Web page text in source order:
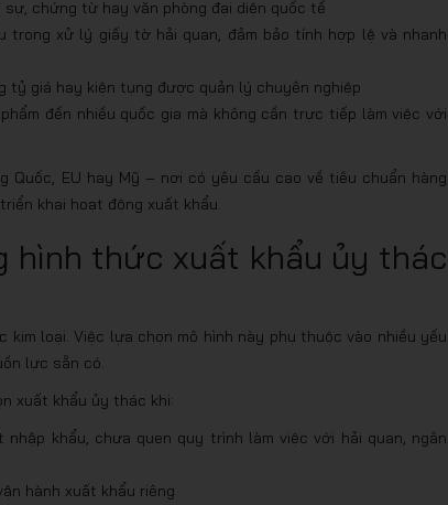
chứng từ hay văn phòng đại diện quốc tế
xử lý giấy tờ hải quan, đảm bảo tính hợp lệ và nhanh
tỷ giá hay kiện tụng được quản lý chuyên nghiệp
đến nhiều quốc gia mà không cần trực tiếp làm việc với
EU hay Mỹ – nơi có yêu cầu cao về tiêu chuẩn hàng
khai hoạt động xuất khẩu.
hình thức xuất khẩu ủy thác
loại. Việc lựa chọn mô hình này phụ thuộc vào nhiều yếu
lực sẵn có.
xuất khẩu ủy thác khi:
khẩu, chưa quen quy trình làm việc với hải quan, ngân
hành xuất khẩu riêng